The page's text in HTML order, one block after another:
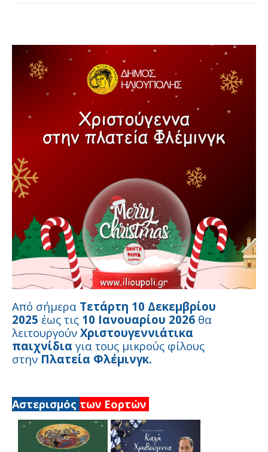
Από σήμερα Τετάρτη 10 Δεκεμβρίου
2025 έως τις 10 Ιανουαρίου 2026 θα
λειτουργούν Χριστουγεννιάτικα
παιχνίδια για τους μικρούς φίλους
στην Πλατεία Φλέμινγκ.
Αστερισμός των Εορτών